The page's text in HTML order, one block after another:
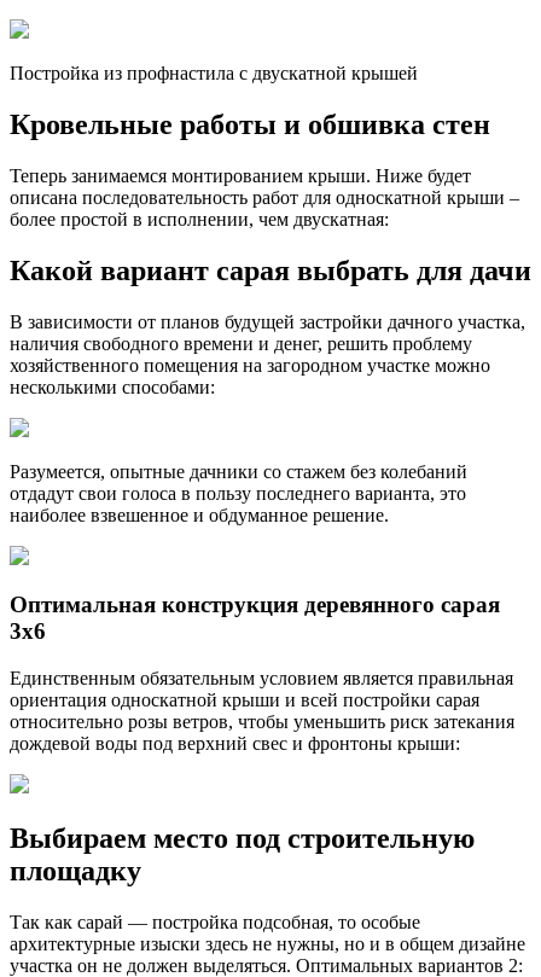
Постройка из профнастила с двускатной крышей
Кровельные работы и обшивка стен
Теперь занимаемся монтированием крыши. Ниже будет
описана последовательность работ для односкатной крыши –
более простой в исполнении, чем двускатная:
Какой вариант сарая выбрать для дачи
В зависимости от планов будущей застройки дачного участка,
наличия свободного времени и денег, решить проблему
хозяйственного помещения на загородном участке можно
несколькими способами:
Разумеется, опытные дачники со стажем без колебаний
отдадут свои голоса в пользу последнего варианта, это
наиболее взвешенное и обдуманное решение.
Оптимальная конструкция деревянного сарая
3х6
Единственным обязательным условием является правильная
ориентация односкатной крыши и всей постройки сарая
относительно розы ветров, чтобы уменьшить риск затекания
дождевой воды под верхний свес и фронтоны крыши:
Выбираем место под строительную
площадку
Так как сарай — постройка подсобная, то особые
архитектурные изыски здесь не нужны, но и в общем дизайне
участка он не должен выделяться. Оптимальных вариантов 2: